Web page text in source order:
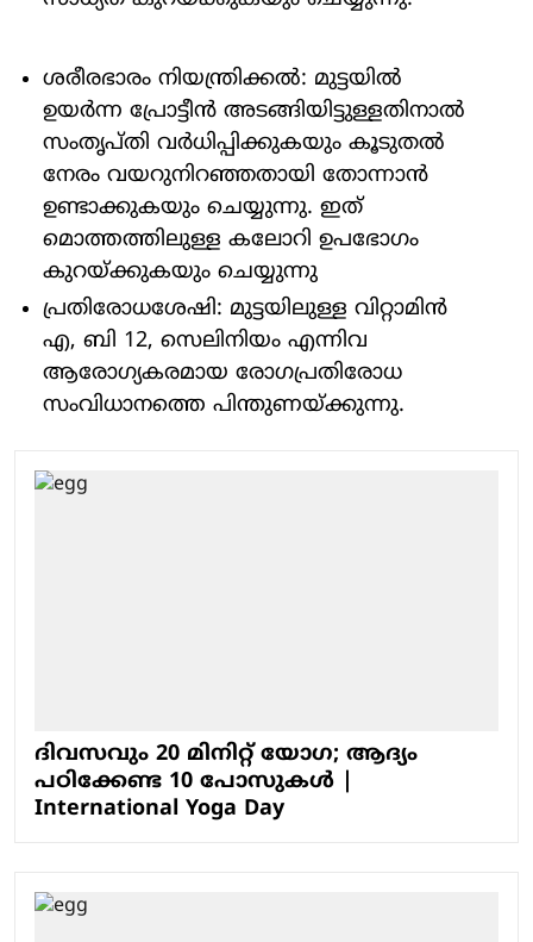
ശരീരഭാരം നിയന്ത്രിക്കൽ: മുട്ടയിൽ
ഉയർന്ന പ്രോട്ടീൻ അടങ്ങിയിട്ടുള്ളതിനാൽ
സംതൃപ്തി വർധിപ്പിക്കുകയും കൂടുതൽ
നേരം വയറുനിറഞ്ഞതായി തോന്നാൻ
ഉണ്ടാക്കുകയും ചെയ്യുന്നു. ഇത്
മൊത്തത്തിലുള്ള കലോറി ഉപഭോഗം
കുറയ്ക്കുകയും ചെയ്യുന്നു
പ്രതിരോധശേഷി: മുട്ടയിലുള്ള വിറ്റാമിൻ
എ, ബി 12, സെലിനിയം എന്നിവ
ആരോഗ്യകരമായ രോഗപ്രതിരോധ
സംവിധാനത്തെ പിന്തുണയ്ക്കുന്നു.
ദിവസവും 20 മിനിറ്റ് യോഗ; ആദ്യം
പഠിക്കേണ്ട 10 പോസുകൾ |
International Yoga Day